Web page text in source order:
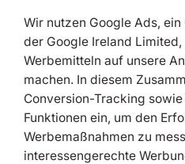
Wir nutzen Google Ads,
der Google Ireland
Werbemitteln auf unsere
machen. In diesem
Conversion-Tracking
Funktionen ein, um den
Werbemaßnahmen zu
interessengerechte